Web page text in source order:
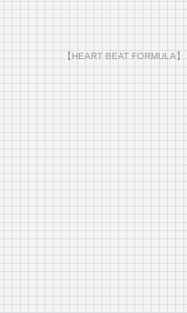
【HEART BEAT FORMULA